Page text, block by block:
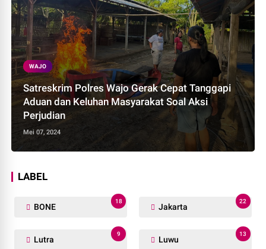
WAJO
Satreskrim Polres Wajo Gerak Cepat Tanggapi
Aduan dan Keluhan Masyarakat Soal Aksi
Perjudian
Mei 07, 2024
LABEL
BONE
18
Jakarta
22
Lutra
9
Luwu
13